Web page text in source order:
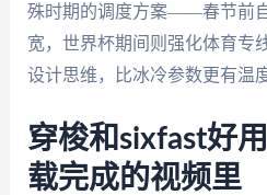
殊时期的调度方案——春节前
宽，世界杯期间则强化体育专
设计思维，比冰冷参数更有温度
穿梭和sixfast好
载完成的视频里